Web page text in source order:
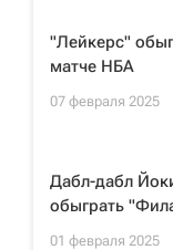
"Лейкерс"
матче НБА
07 февраля 2025
Дабл-дабл
обыграть
01 февраля 2025